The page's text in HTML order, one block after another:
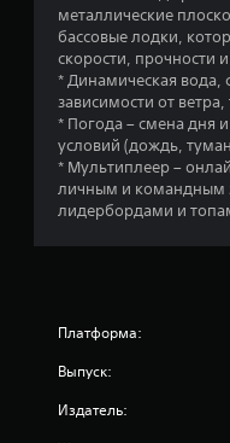
металлические
бассовые лодки,
скорости, прочности
* Динамическая вода,
зависимости от
* Погода – смена дня
условий (дождь,
* Мультиплеер –
личным и командным
лидербордами и
Платформа:
Выпуск:
Издатель: